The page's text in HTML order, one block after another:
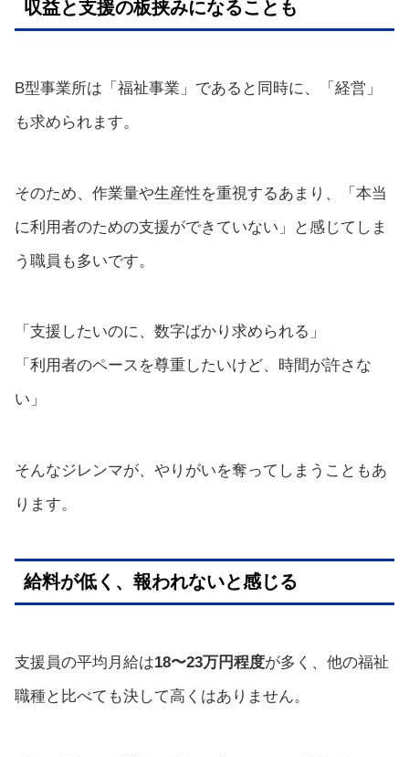
収益と支援の板挟みになることも
B型事業所は「福祉事業」であると同時に、「経営」
も求められます。
そのため、作業量や生産性を重視するあまり、「本当
に利用者のための支援ができていない」と感じてしま
う職員も多いです。
「支援したいのに、数字ばかり求められる」
「利用者のペースを尊重したいけど、時間が許さな
い」
そんなジレンマが、やりがいを奪ってしまうこともあ
ります。
給料が低く、報われないと感じる
支援員の平均月給は18〜23万円程度が多く、他の福祉
職種と比べても決して高くはありません。